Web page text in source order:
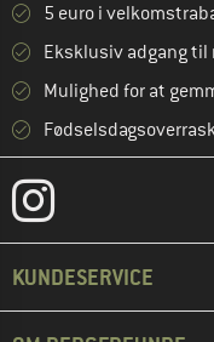
5 euro i
Eksklusiv adgang
Mulighed for at
KUNDESERVICE